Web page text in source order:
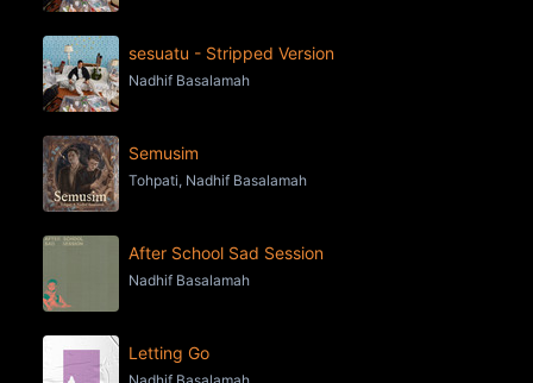
sesuatu - Stripped Version
Nadhif Basalamah
Semusim
Tohpati, Nadhif Basalamah
After School Sad Session
Nadhif Basalamah
Letting Go